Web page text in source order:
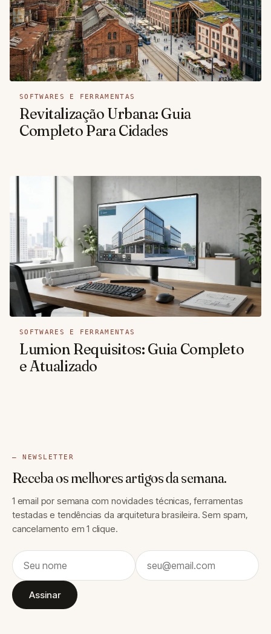
SOFTWARES E FERRAMENTAS
Revitalização Urbana: Guia
Completo Para Cidades
SOFTWARES E FERRAMENTAS
Lumion Requisitos: Guia Completo
e Atualizado
— NEWSLETTER
Receba os melhores artigos da semana.
1 email por semana com novidades técnicas, ferramentas
testadas e tendências da arquitetura brasileira. Sem spam,
cancelamento em 1 clique.
Assinar